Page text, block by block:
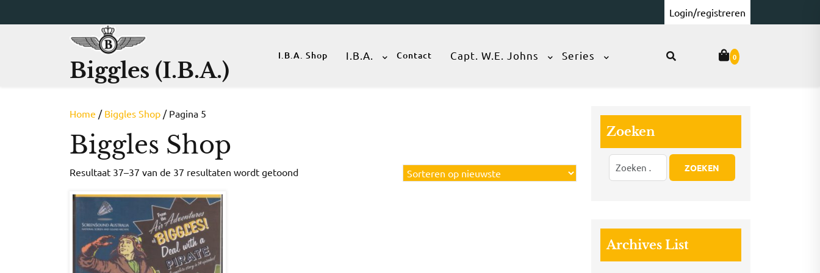
naar
Login/registreren
Biggles (I.B.A.)
I.B.A. Shop I.B.A. Contact Capt. W.E. Johns Series 0
Home / Biggles Shop / Pagina 5
Biggles Shop
Resultaat 37–37 van de 37 resultaten wordt getoondGesorteerd
Zoeken
Archives List